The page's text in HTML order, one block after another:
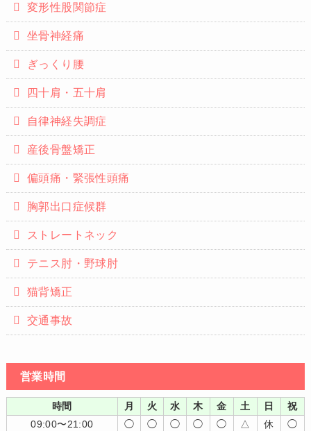
変形性股関節症
坐骨神経痛
ぎっくり腰
四十肩・五十肩
自律神経失調症
産後骨盤矯正
偏頭痛・緊張性頭痛
胸郭出口症候群
ストレートネック
テニス肘・野球肘
猫背矯正
交通事故
営業時間
時間 月 火 水 木 金 土 日
祝
09:00〜21:00
◯ ◯ ◯ ◯ ◯ △ 休 ◯